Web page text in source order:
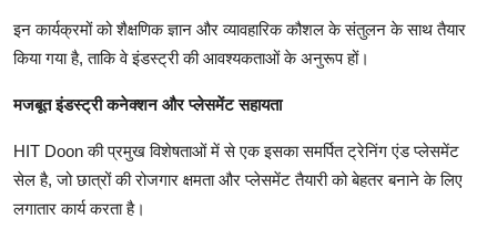
इन कार्यक्रमों को शैक्षणिक ज्ञान और व्यावहारिक कौशल के संतुलन के साथ तैयार
किया गया है, ताकि वे इंडस्ट्री की आवश्यकताओं के अनुरूप हों।
मजबूत इंडस्ट्री कनेक्शन और प्लेसमेंट सहायता
HIT Doon की प्रमुख विशेषताओं में से एक इसका समर्पित ट्रेनिंग एंड प्लेसमेंट
सेल है, जो छात्रों की रोजगार क्षमता और प्लेसमेंट तैयारी को बेहतर बनाने के लिए
लगातार कार्य करता है।